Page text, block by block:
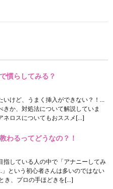
慣らしてみる？
いけど、うまく挿入ができない？！…
きか、対処法について解説していま
ネロスについてもおススメ[…]
わるってどうなの？！
指している人の中で「アナニーしてみ
という初心者さんは多いのではない
き、プロの手ほどきを[…]